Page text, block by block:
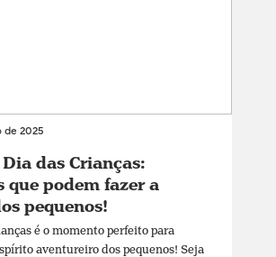
de 2025
das Crianças:
que podem fazer a
pequenos!
é o momento perfeito para
aventureiro dos pequenos! Seja